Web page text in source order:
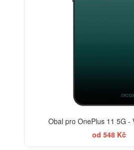
Obal pro OnePlus 11 5G -
od 548 Kč